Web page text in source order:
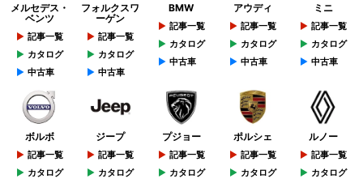
メルセデス・
ベンツ
記事一覧
カタログ
中古車
フォルクスワ
ーゲン
記事一覧
カタログ
中古車
BMW
記事一覧
カタログ
中古車
アウディ
記事一覧
カタログ
中古車
ミニ
記事一覧
カタログ
中古車
ボルボ
記事一覧
カタログ
ジープ
記事一覧
カタログ
プジョー
記事一覧
カタログ
ポルシェ
記事一覧
カタログ
ルノー
記事一覧
カタログ